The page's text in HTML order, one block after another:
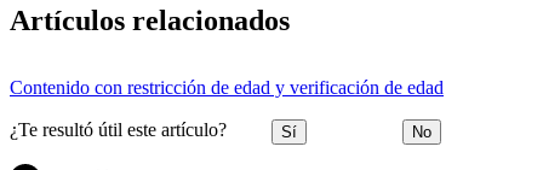
Artículos relacionados
Contenido con restricción de edad y verificación de edad
¿Te resultó útil este artículo? Sí No